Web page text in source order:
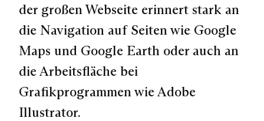
der großen Webseite erinnert stark an
die Navigation auf Seiten wie Google
Maps und Google Earth oder auch an
die Arbeitsfläche bei
Grafikprogrammen wie Adobe
Illustrator.